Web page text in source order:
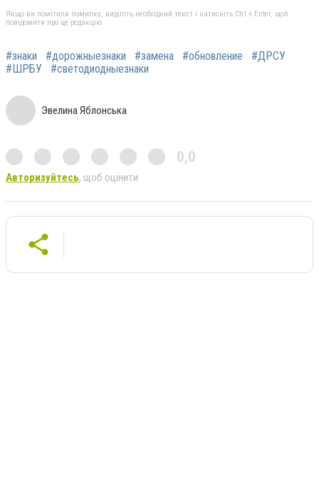
Якщо ви помітили помилку, виділіть необхідний текст і натисніть Ctrl + Enter, щоб
повідомити про це редакцію
#знаки #дорожныезнаки #замена #обновление
#ДРСУ
#ШРБУ
#светодиодныезнаки
Эвелина Яблонська
0,0
Авторизуйтесь, щоб оцінити